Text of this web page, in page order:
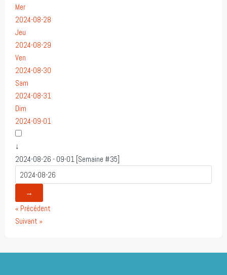
Mer
2024-08-28
Jeu
2024-08-29
Ven
2024-08-30
Sam
2024-08-31
Dim
2024-09-01
↓
2024-08-26 - 09-01 [Semaine #35]
→
« Précédent
Suivant »